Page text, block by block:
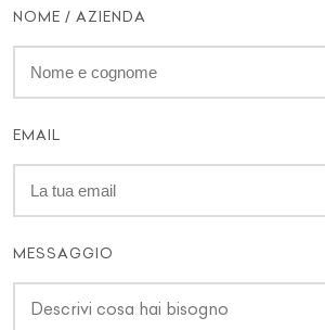
NOME / AZIENDA
EMAIL
MESSAGGIO